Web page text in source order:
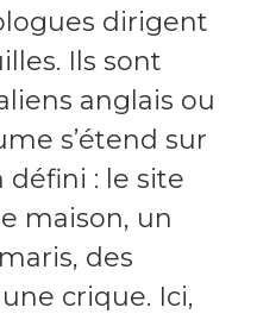
dirigent
Ils sont
anglais ou
s’étend sur
: le site
maison, un
des
crique. Ici,